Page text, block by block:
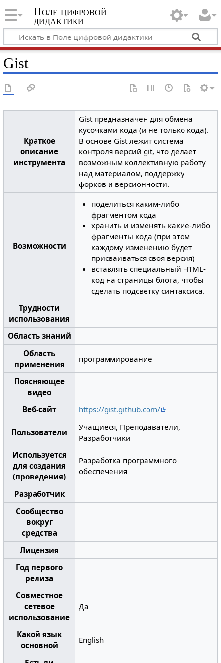
Поле цифровой
дидактики
Gist
Краткое
описание
инструмента
Gist предназначен для обмена
кусочками кода (и не только кода).
В основе Gist лежит система
контроля версий git, что делает
возможным коллективную работу
над материалом, поддержку
форков и версионности.
Возможности
поделиться каким-либо
фрагментом кода
хранить и изменять какие-либо
фрагменты кода (при этом
каждому изменению будет
присваиваться своя версия)
вставлять специальный HTML-
код на страницы блога, чтобы
сделать подсветку синтаксиса.
Трудности
использования
Область знаний
Область
применения
программирование
Поясняющее
видео
Веб-сайт
https://gist.github.com/
Пользователи
Учащиеся, Преподаватели,
Разработчики
Используется
для создания
(проведения)
Разработка программного
обеспечения
Разработчик
Сообщество
вокруг
средства
Лицензия
Год первого
релиза
Совместное
сетевое
использование
Да
Какой язык
основной
English